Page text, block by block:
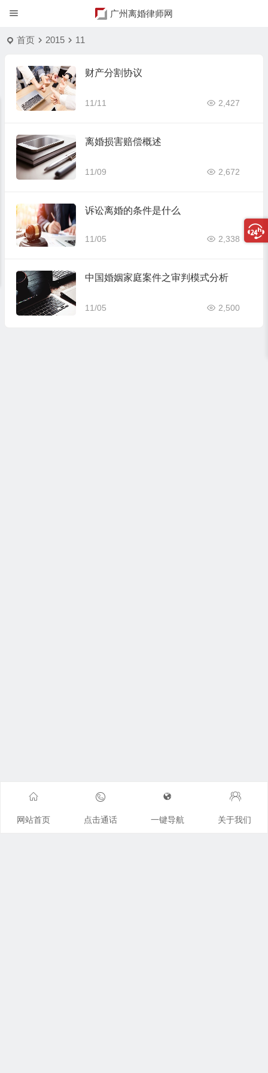
广州离婚律师网
首页 2015 11
财产分割协议
11/11 2,427
离婚损害赔偿概述
11/09 2,672
诉讼离婚的条件是什么
11/05 2,338
中国婚姻家庭案件之审判模式分析
11/05 2,500
网站首页 点击通话 一键导航 关于我们